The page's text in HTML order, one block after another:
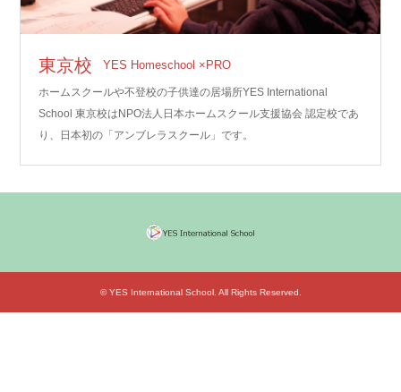
東京校 YES Homeschool ×PRO
ホームスクールや不登校の子供達の居場所YES International
School 東京校はNPO法人日本ホームスクール支援協会 認定校であ
り、日本初の「アンブレラスクール」です。
©YES International School . All Rights Reserved.